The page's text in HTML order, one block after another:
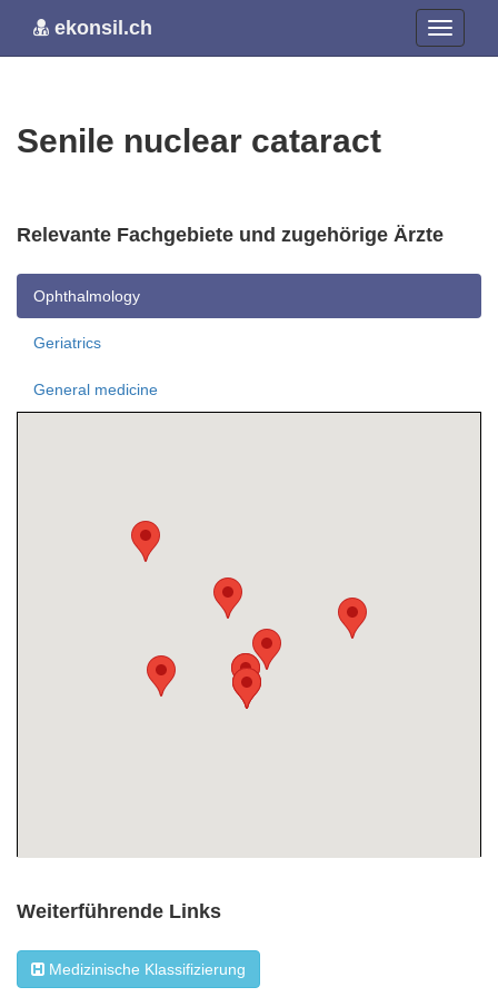
ekonsil.ch
Senile nuclear cataract
Relevante Fachgebiete und zugehörige Ärzte
Ophthalmology
Geriatrics
General medicine
Weiterführende Links
Medizinische Klassifizierung